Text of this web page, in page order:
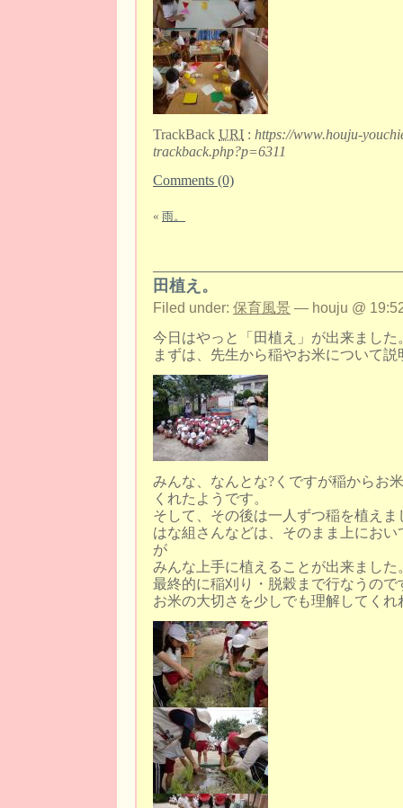
TrackBack URI : https://www.houju-
trackback.php?p=6311
Comments (0)
« 雨。
田植え。
Filed under: 保育風景 — houju @
今日はやっと「田植え」が出来ました
まずは、先生から稲やお米について
みんな、なんとな?くですが稲からお
くれたようです。
そして、その後は一人ずつ稲を植えま
はな組さんなどは、そのまま上にお
が
みんな上手に植えることが出来ました
最終的に稲刈り・脱穀まで行なうので
お米の大切さを少しでも理解してくれ